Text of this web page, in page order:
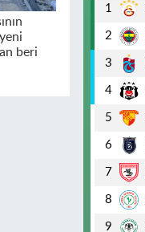
beri
1
2
3
4
5
6
7
8
9